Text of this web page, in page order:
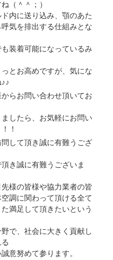
（＾＾；）
内に送り込み、顎のあた
気を排出する仕組みとな
装着可能になっているみ
とお高めですが、気にな
らお問い合わせ頂いてお
したら、お気軽にお問い
！
して頂き誠に有難うござ
き誠に有難うございま
様の皆様や協力業者の皆
調に関わって頂ける全て
満足して頂きたいという
で、社会に大きく貢献し
意努めて参ります。